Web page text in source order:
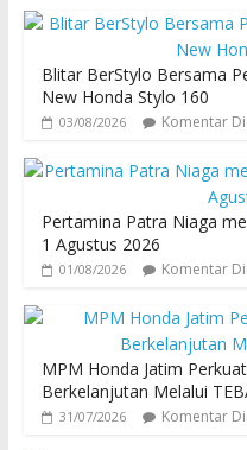
Blitar BerStylo Bersama
New Honda Stylo 160
03/08/2026 Komentar
Pertamina Patra Niaga
1 Agustus 2026
01/08/2026 Komentar
MPM Honda Jatim
Berkelanjutan Melalui
31/07/2026 Komentar